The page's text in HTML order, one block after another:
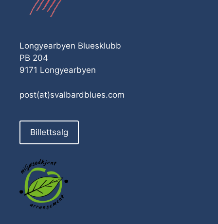
Longyearbyen Bluesklubb
PB 204
9171 Longyearbyen
post(at)svalbardblues.com
Billettsalg